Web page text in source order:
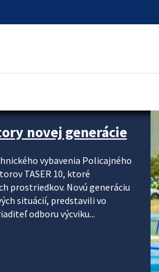
novej generácie
vybavenia Policajného
TASER 10, ktoré
prostriedkov. Novú generáciu
situácií, predstavili vo
odboru výcviku...